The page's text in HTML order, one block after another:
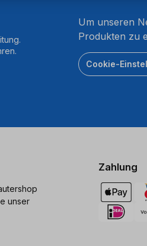
Um unseren
Produkten zu
Cookie-
unser
Zahlung